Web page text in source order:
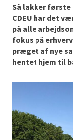
Så lakker første
CDEU har det
på alle
fokus på
præget af nye
hentet hjem til